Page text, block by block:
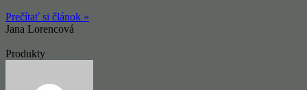
Prečítať si článok »
Jana Lorencová
Produkty